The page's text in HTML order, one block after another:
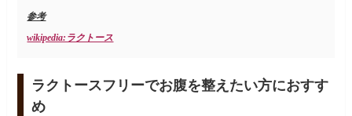
参考
wikipedia:ラクトース
ラクトースフリーでお腹を整えたい方におすす
め